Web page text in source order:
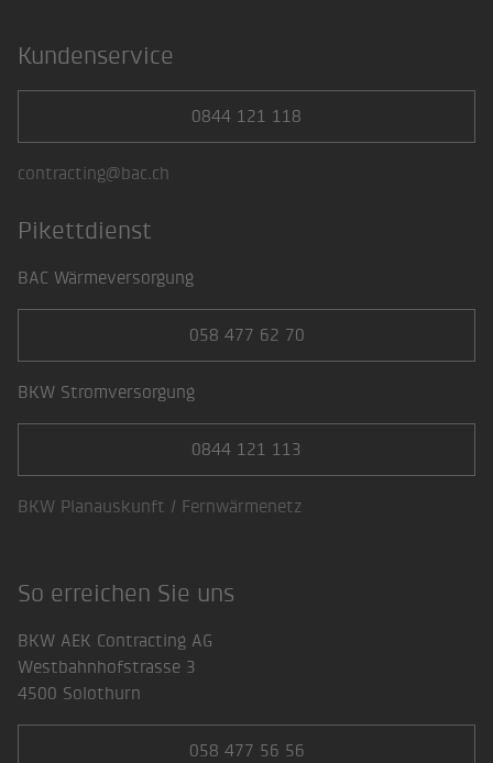
Kundenservice
0844 121 118
contracting@bac.ch
Pikettdienst
BAC Wärmeversorgung
058 477 62 70
BKW Stromversorgung
0844 121 113
BKW Planauskunft / Fernwärmenetz
So erreichen Sie uns
BKW AEK Contracting AG
Westbahnhofstrasse 3
4500 Solothurn
058 477 56 56